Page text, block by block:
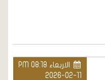
الاربعاء PM 08:18
2026-02-11